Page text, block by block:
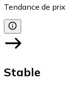
Tendance de prix
Stable